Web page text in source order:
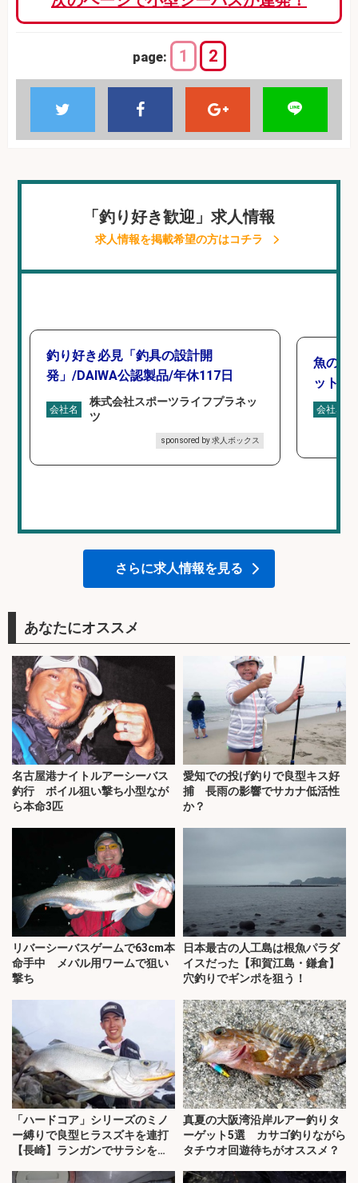
page: 1 2
「釣り好き歓迎」求人情報
求人情報を掲載希望の方はコチラ
釣り好き必見「釣具の設計開
発」/DAIWA公認製品/年休117日
会社名
株式会社スポーツライフプラネッ
ツ
sponsored by 求人ボックス
魚の「
ットを
会社名
さらに求人情報を見る
あなたにオススメ
名古屋港ナイトルアーシーバス
釣行 ボイル狙い撃ち小型なが
ら本命3匹
愛知での投げ釣りで良型キス好
捕 長雨の影響でサカナ低活性
か？
リバーシーバスゲームで63cm本
命手中 メバル用ワームで狙い
撃ち
日本最古の人工島は根魚パラダ
イスだった【和賀江島・鎌倉】
穴釣りでギンポを狙う！
「ハードコア」シリーズのミノ
ー縛りで良型ヒラスズキを連打
【長崎】ランガンでサラシを攻
真夏の大阪湾沿岸ルアー釣りタ
ーゲット5選 カサゴ釣りながら
タチウオ回遊待ちがオススメ？